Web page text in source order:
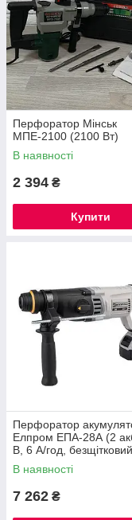
Перфоратор Мінськ
МПЕ-2100 (2100 Вт)
В наявності
2 394 ₴
Купити
Перфоратор
Елпром ЕПА-28А (2
В, 6 А/год,
режими, реверс)
В наявності
7 262 ₴